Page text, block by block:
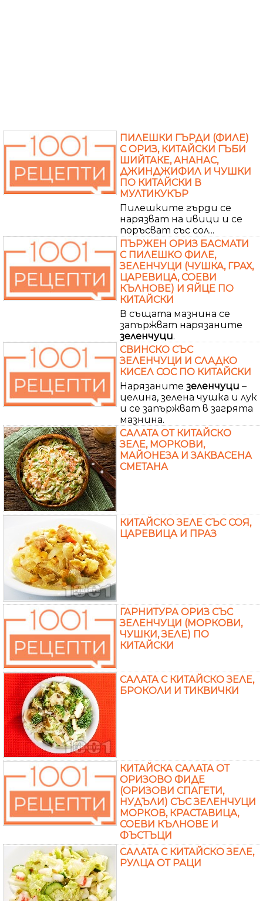
ПИЛЕШКИ ГЪРДИ (ФИЛЕ)
С ОРИЗ, КИТАЙСКИ ГЪБИ
ШИЙТАКЕ, АНАНАС,
ДЖИНДЖИФИЛ И ЧУШКИ
ПО КИТАЙСКИ В
МУЛТИКУКЪР
Пилешките гърди се
нарязват на ивици и се
поръсват със сол...
ПЪРЖЕН ОРИЗ БАСМАТИ
С ПИЛЕШКО ФИЛЕ,
ЗЕЛЕНЧУЦИ (ЧУШКА, ГРАХ,
ЦАРЕВИЦА, СОЕВИ
КЪЛНОВЕ) И ЯЙЦЕ ПО
КИТАЙСКИ
В същата мазнина се
запържват нарязаните
зеленчуци.
СВИНСКО СЪС
ЗЕЛЕНЧУЦИ И СЛАДКО
КИСЕЛ СОС ПО КИТАЙСКИ
Нарязаните зеленчуци –
целина, зелена чушка и лук
и се запържват в загрята
мазнина.
САЛАТА ОТ КИТАЙСКО
ЗЕЛЕ, МОРКОВИ,
МАЙОНЕЗА И ЗАКВАСЕНА
СМЕТАНА
КИТАЙСКО ЗЕЛЕ СЪС СОЯ,
ЦАРЕВИЦА И ПРАЗ
ГАРНИТУРА ОРИЗ СЪС
ЗЕЛЕНЧУЦИ (МОРКОВИ,
ЧУШКИ, ЗЕЛЕ) ПО
КИТАЙСКИ
САЛАТА С КИТАЙСКО ЗЕЛЕ,
БРОКОЛИ И ТИКВИЧКИ
КИТАЙСКА САЛАТА ОТ
ОРИЗОВО ФИДЕ
(ОРИЗОВИ СПАГЕТИ,
НУДЪЛИ) СЪС ЗЕЛЕНЧУЦИ
МОРКОВ, КРАСТАВИЦА,
СОЕВИ КЪЛНОВЕ И
ФЪСТЪЦИ
САЛАТА С КИТАЙСКО ЗЕЛЕ,
РУЛЦА ОТ РАЦИ